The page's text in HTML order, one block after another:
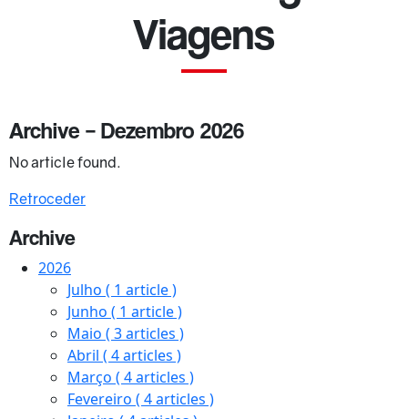
Viagens
Archive – Dezembro 2026
No article found.
Retroceder
Archive
2026
Julho ( 1 article )
Junho ( 1 article )
Maio ( 3 articles )
Abril ( 4 articles )
Março ( 4 articles )
Fevereiro ( 4 articles )